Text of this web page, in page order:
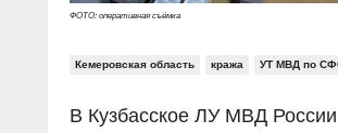
ФОТО: оперативная съёмка
Кемеровская область кража УТ МВД по
В Кузбасское ЛУ МВД